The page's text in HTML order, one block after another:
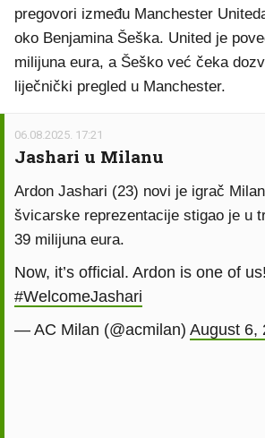
pregovori između Manchester
oko Benjamina Šeška. United je
milijuna eura, a Šeško već čeka
liječnički pregled u Manchester.
06.08.2025. 17:21
Jashari u Milanu
Ardon Jashari (23) novi je igrač
švicarske reprezentacije stigao je u
39 milijuna eura.
Now, it’s official. Ardon is one of
#WelcomeJashari
— AC Milan (@acmilan) August 6,